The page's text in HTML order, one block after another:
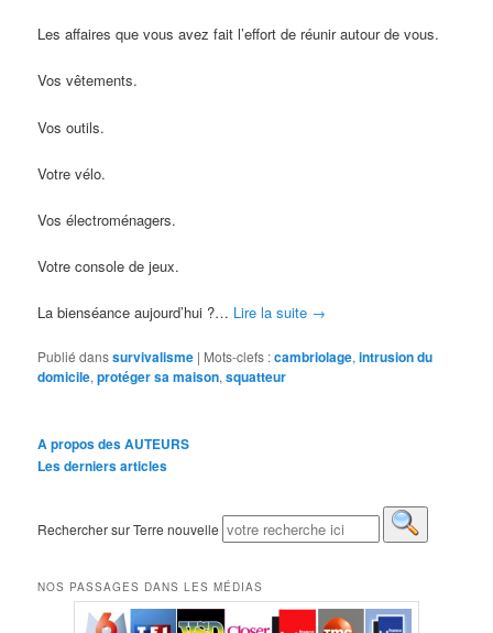
Les affaires que vous avez fait l’effort de réunir autour de vous.
Vos vêtements.
Vos outils.
Votre vélo.
Vos électroménagers.
Votre console de jeux.
La bienséance aujourd’hui ?… Lire la suite →
Publié danssurvivalisme | Mots-clefs :cambriolage,intrusion du
domicile,protéger sa maison,squatteur
A propos des AUTEURS
Les derniers articles
Rechercher sur Terre nouvelle
NOS PASSAGES DANS LES MÉDIAS